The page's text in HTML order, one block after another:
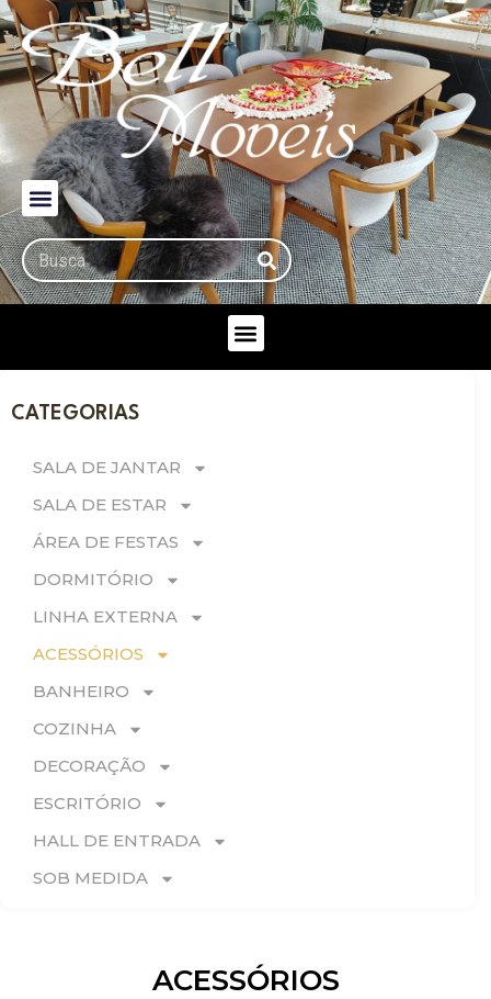
CATEGORIAS
SALA DE JANTAR
SALA DE ESTAR
ÁREA DE FESTAS
DORMITÓRIO
LINHA EXTERNA
ACESSÓRIOS
BANHEIRO
COZINHA
DECORAÇÃO
ESCRITÓRIO
HALL DE ENTRADA
SOB MEDIDA
ACESSÓRIOS